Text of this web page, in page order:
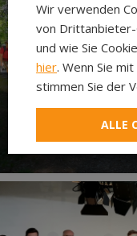
Neuer
Laudato
Wir verwenden
von
und wie Sie
hier. Wenn Sie
stimmen Sie der
ALLE